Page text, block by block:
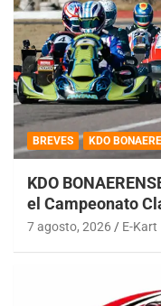
BREVES KDO
KDO
el Campeonato
7 agosto, 2026 E-Kart